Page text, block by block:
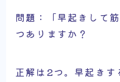
問題：「早起きして
つありますか？
正解は2つ。早起きす